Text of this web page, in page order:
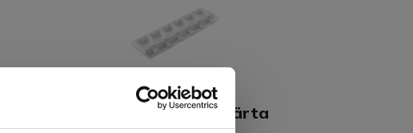
Glassform silikon mini hjärta